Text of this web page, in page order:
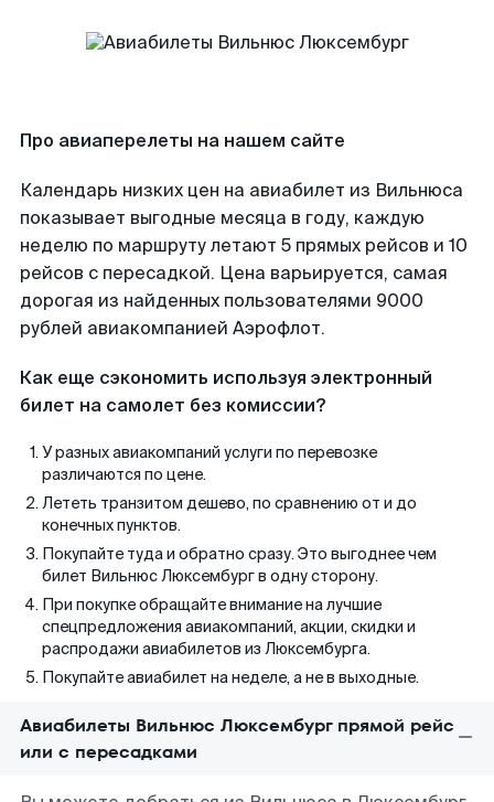
Про авиаперелеты на нашем сайте
Календарь низких цен на авиабилет из Вильнюса
показывает выгодные месяца в году, каждую
неделю по маршруту летают 5 прямых рейсов и 10
рейсов с пересадкой. Цена варьируется, самая
дорогая из найденных пользователями 9000
рублей авиакомпанией Аэрофлот.
Как еще сэкономить используя электронный
билет на самолет без комиссии?
У разных авиакомпаний услуги по перевозке
различаются по цене.
Лететь транзитом дешево, по сравнению от и до
конечных пунктов.
Покупайте туда и обратно сразу. Это выгоднее чем
билет Вильнюс Люксембург в одну сторону.
При покупке обращайте внимание на лучшие
спецпредложения авиакомпаний, акции, скидки и
распродажи авиабилетов из Люксембурга.
Покупайте авиабилет на неделе, а не в выходные.
Авиабилеты Вильнюс Люксембург прямой рейс
или с пересадками